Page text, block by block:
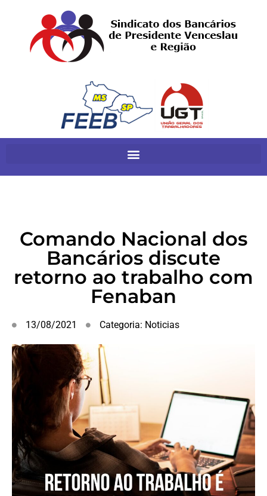
Comando Nacional dos
Bancários discute
retorno ao trabalho com
Fenaban
13/08/2021 Categoria: Noticias